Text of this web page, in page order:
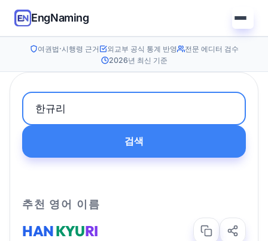
EngNaming
여권법·시행령 근거 외교부 공식 통계 반영
전문 에디터 검수
2026년 최신 기준
검색
추천 영어 이름
HANKYURI